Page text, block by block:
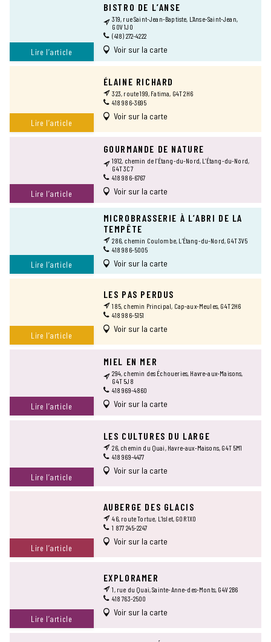
Lire l’article
BISTRO DE L’ANSE
319, rue Saint-Jean-Baptiste, L’Anse-Saint-Jean,
G0V 1J0
(418) 272-4222
Voir sur la carte
Lire l’article
ÉLAINE RICHARD
323, route 199, Fatima, G4T 2H6
418 986-3695
Voir sur la carte
Lire l’article
GOURMANDE DE NATURE
1912, chemin de l’Étang-du-Nord, L’Étang-du-Nord,
G4T 3C7
418 986-6767
Voir sur la carte
Lire l’article
MICROBRASSERIE À L’ABRI DE LA
TEMPÊTE
286, chemin Coulombe, L’Étang-du-Nord, G4T 3V5
418 986-5005
Voir sur la carte
Lire l’article
LES PAS PERDUS
185, chemin Principal, Cap-aux-Meules, G4T 2H6
418 986-5151
Voir sur la carte
Lire l’article
MIEL EN MER
294, chemin des Échoueries, Havre-aux-Maisons,
G4T 5J8
418 969-4860
Voir sur la carte
Lire l’article
LES CULTURES DU LARGE
26, chemin du Quai, Havre-aux-Maisons, G4T 5M1
418 969-4477
Voir sur la carte
Lire l’article
AUBERGE DES GLACIS
46, route Tortue, L’Islet, G0R 1X0
1 877 245-2247
Voir sur la carte
Lire l’article
EXPLORAMER
1, rue du Quai, Sainte-Anne-des-Monts, G4V 2B6
418 763-2500
Voir sur la carte